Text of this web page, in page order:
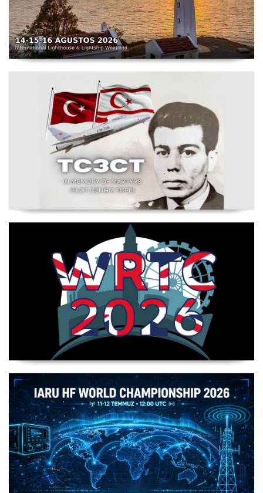
TC3X - Sarpıncık Feneri'nden ILLW'de Aktif Olacak - 14-
Şehit Pilot Yüzbaşı Cengiz Topel Anma Etkinliği
WRTC 2026 Şampiyonu Litvanya Takımı